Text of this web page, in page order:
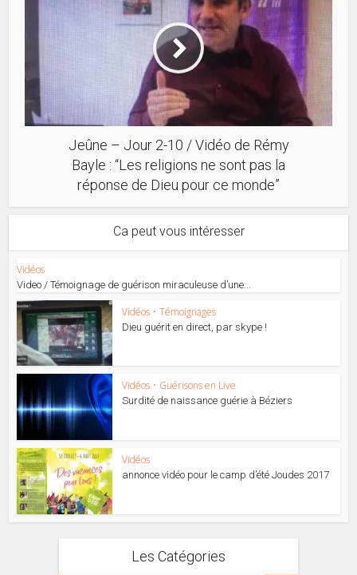
Jeûne – Jour 2-10 / Vidéo de Rémy
Bayle : “Les religions ne sont pas la
réponse de Dieu pour ce monde”
Ca peut vous intéresser
Vidéos
Video / Témoignage de guérison miraculeuse d’une...
Vidéos • Témoignages
Dieu guérit en direct, par skype !
Vidéos • Guérisons en Live
Surdité de naissance guérie à Béziers
Vidéos
annonce vidéo pour le camp d’été Joudes 2017
Les Catégories